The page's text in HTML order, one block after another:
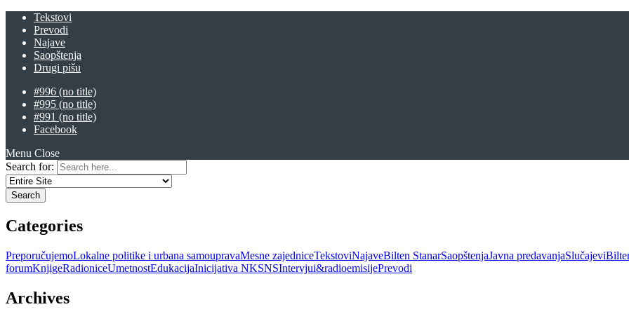
Tekstovi
Prevodi
Najave
Saopštenja
Drugi pišu
#996 (no title)
#995 (no title)
#991 (no title)
Facebook
Menu Close
Search for:
Categories
PreporučujemoLokalne politike i urbana samoupravaMesne zajedniceTekstoviNajaveBilten StanarSaopštenjaJavna predavanjaSlučajevi
forumKnjigeRadioniceUmetnostEdukacijaInicijativa NKSNSIntervjui&radioemisijePrevodi
Archives